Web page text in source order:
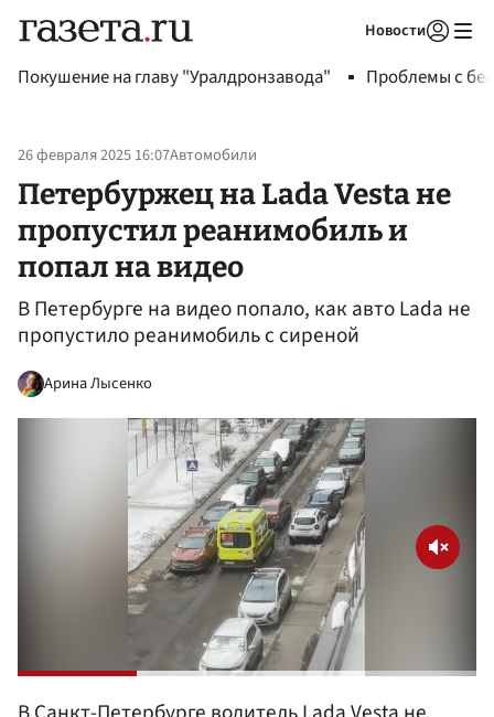
Новости
Покушение на главу "Уралдронзавода" Проблемы с
26 февраля 2025 16:07Автомобили
Петербуржец на Lada Vesta не
пропустил реанимобиль и
попал на видео
В Петербурге на видео попало, как авто Lada не
пропустило реанимобиль с сиреной
Арина Лысенко